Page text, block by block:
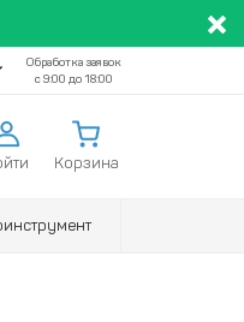
Обработка заявок
с 9:00 до 18:00
Корзина